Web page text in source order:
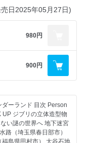
チョイス 車中泊のため
倉敷［岡山県倉敷市］
！ 昭和スターゆかりの
の時代 映画『大長編 タ
ムック 最終決定版 夏
PREMIUM 今月の
ほろ酔い編集・田村巴の
集 ベストシリーズ 車
購読キャンペーンのご
読者プレゼント／ア
男の逸品／奥付 大海
Modern Green 告知 裏表
ラマンの世界 須賀川特
日2025年05月27日)
980円
900円
ーランド 目次 Person
ジブリの立体造型物
い謎の世界へ 地下迷宮
路（埼玉県春日部市）
島県田村市） 大谷石地